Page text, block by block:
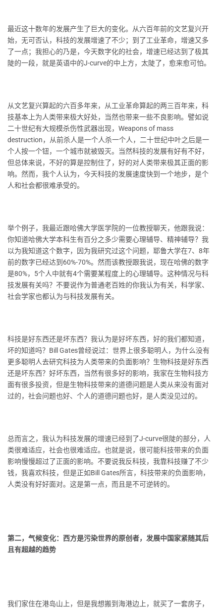
最近这十数年的发展产生了巨大的变化。从六百年前的文艺复兴开
始，无可否认，科技的发展增速了不少；到了工业革命，增速又多
了一点；我担心的乃是，今天数字化的社会，增速已经达到了极其
陡的一段，就是英语中的J-curve的中上方，太陡了，愈来愈可怕。
从文艺复兴算起的六百多年来，从工业革命算起的两三百年来，科
技基本上为人类带来极大好处，当然也带来一些不良影响。譬如说
二十世纪有大规模杀伤性武器出现，Weapons of mass
destruction，从前杀人是一个人杀一个人，二十世纪中叶之后是一
个人按一个钮，一个城市就被毁灭。当然科技的发展有好有不好，
但总体来说，不好的算是控制住了，好的对人类带来极其正面的影
响。然而，我个人认为，今天科技的发展速度快到一个地步，是个
人和社会都很难承受的。
举个例子，我最近跟哈佛大学医学院的一位教授聊天，他跟我说：
你知道哈佛大学本科生有百分之多少需要心理辅导、精神辅导？我
以为我知道这个数字，因为我研究过这个问题，耶鲁大学在7、8年
前的数字已经达到60%-70%。然而该教授跟我说，现在哈佛的数字
是80%，5个人中就有4个需要某程度上的心理辅导。这种情况与科
技发展有关吗？不要说作为普通老百姓的你我认为有关，科学家、
社会学家也都认为与科技发展有关。
科技是好东西还是坏东西？我认为是好坏东西，好的我们都知道，
坏的知道吗？Bill Gates曾经说过：世界上很多聪明人，为什么没有
更多聪明人去研究科技为人类带来的负面影响？生物科技是好东西
还是坏东西？好坏东西，当然有很多好的影响，我家在生物科技方
面有很多投资，但是生物科技带来的道德问题是人类从来没有面对
过的，社会问题也好、个人的道德问题也好，是人类没见过的。
总而言之，我认为科技发展的增速已经到了J-curve很陡的部分，人
类很难适应，社会也很难适应。也就是说，很可能科技带来的负面
影响慢慢超过了正面的影响。不要说我反科技，我靠科技赚了不少
钱，我喜欢科技，但是正如Bill Gates所言，科技带来的负面影响，
人类没有好好面对。这是第一点，而且是不可逆转的。
第二，气候变化：西方是污染世界的原创者，发展中国家紧随其后
且有超越的趋势
我们家住在港岛山上，但是我想搬到海港边上，就买了一套房子，